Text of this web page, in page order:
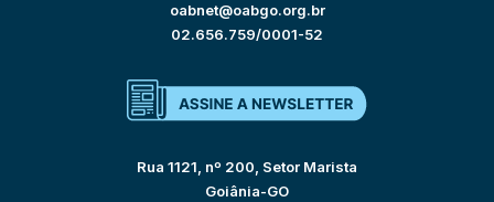
oabnet@oabgo.org.br
02.656.759/0001-52
Rua 1121, nº 200, Setor Marista
Goiânia-GO